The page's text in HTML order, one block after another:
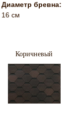
Диаметр бревна:
16 см
Коричневый